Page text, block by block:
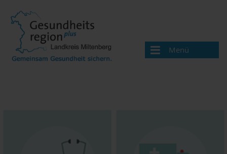
Menü
Gesundheitswegweiser